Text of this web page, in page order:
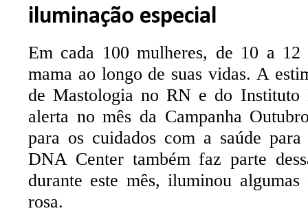
iluminação especial
Em cada 100 mulheres, de 10 a
mama ao longo de suas vidas. A
de Mastologia no RN e do Instituto
alerta no mês da Campanha
para os cuidados com a saúde
DNA Center também faz parte
durante este mês, iluminou
rosa.